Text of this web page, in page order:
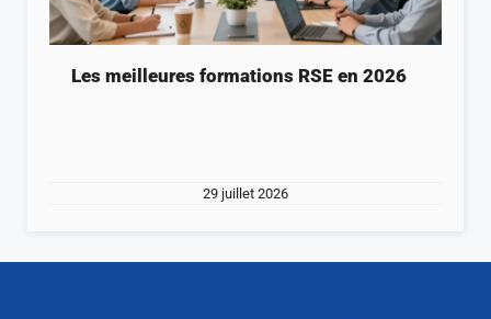
Les meilleures formations RSE en 2026
29 juillet 2026